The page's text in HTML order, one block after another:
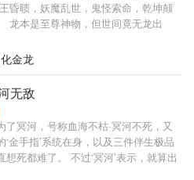
医传承重放光芒，书写济世传奇！
昏聩，妖魔乱世，鬼怪索命，乾坤颠
龙本是至尊神物，但世间竟无龙出
因龙天生掌控天地之力，凌驾众生之
神龙一出，谁与争锋。 当君泽穿越而
他便仰天长啸：吾要登天门，走蛟化
金龙
无敌
了冥河，号称血海不枯·冥河不死，又
‘金手指’系统在身，以及三件伴生极品
想死都难了。 不过‘冥河’表示，就算出